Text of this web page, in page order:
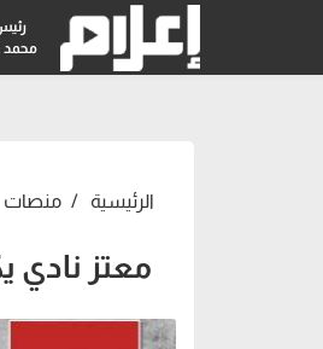
محمد
الرئيسية منصات
معتز نادي